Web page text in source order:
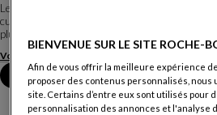
Le miroir MERLIN est construit sur le
cubisme et Art Déco, ses facettes jouent avec
plusieurs versions.
Voir plus
Prendre rendez-vous
BIENVENUE SUR LE SITE ROCHE-
Afin de vous offrir la meilleure expérience
proposer des contenus personnalisés, nous
site. Certains d’entre eux sont utilisés pour
personnalisation des annonces et l'analyse